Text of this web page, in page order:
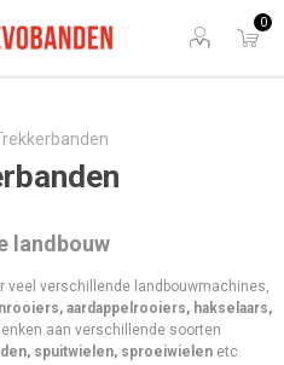
0
landbouw
veel verschillende landbouwmachines,
aardappelrooiers, hakselaars,
aan verschillende soorten
spuitwielen, sproeiwielen etc.